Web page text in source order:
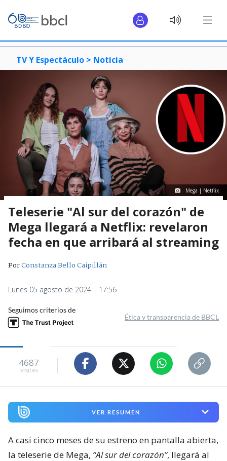
TV Y Espectáculo > Noticia
Mega | Netflix
Teleserie "Al sur del corazón" de
Mega llegará a Netflix: revelaron
fecha en que arribará al streaming
PorConstanza Bello Caipillán
Lunes 05 agosto de 2024 | 17:56
Seguimos criterios de
Ética y transparencia de BBCL
4687
visitas
VER RESUMEN
A casi cinco meses de su estreno en pantalla abierta,
la teleserie de Mega, “Al sur del corazón”, llegará al